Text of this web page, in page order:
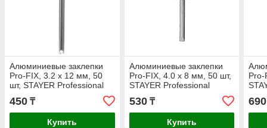
Алюминиевые заклепки
Pro-FIX, 3.2 х 12 мм, 50
шт, STAYER Professional
(3120-32-12)
450 ₸
Купить
Алюминиевые заклепки
Pro-FIX, 4.0 х 8 мм, 50 шт,
STAYER Professional
(3120-40-08)
530₸
Купить
690